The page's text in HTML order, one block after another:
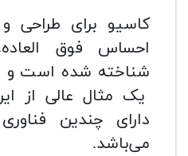
کاسیو برای طراحی
احساس فوق
یک مثال عالی از
دارای چندین
می‌باشد.